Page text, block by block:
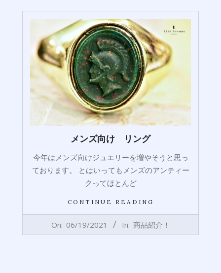
メンズ向け リング
今年はメンズ向けジュエリーを増やそうと思っ
ております。 とはいってもメンズのアンティー
クってほとんど
CONTINUE READING
On: 06/19/2021 In: 商品紹介！